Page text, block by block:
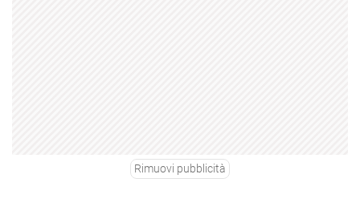
Rimuovi pubblicità